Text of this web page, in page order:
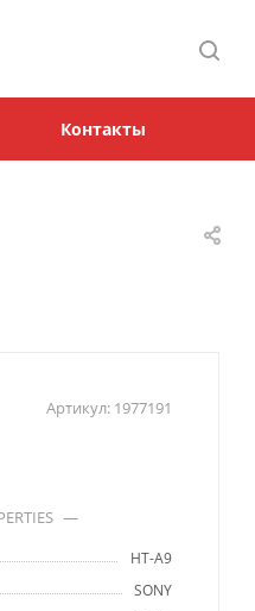
Контакты
Артикул: 1977191
—
HT-A9
SONY